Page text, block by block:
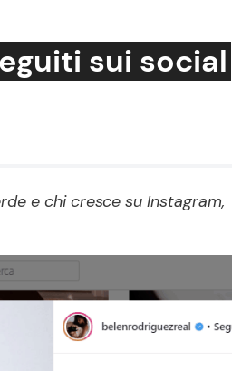
Dolci
Ricette Facili e Veloci
Ricette Feste
sui social
e chi cresce su Instagram,